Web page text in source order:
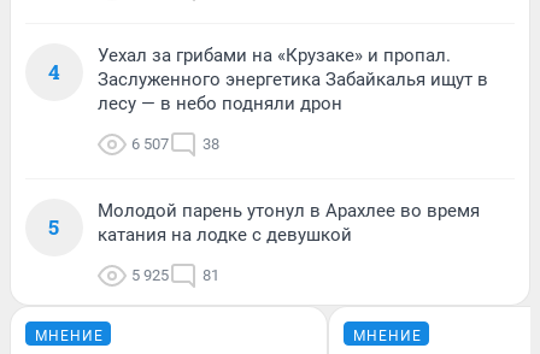
4
Уехал за грибами на «Крузаке» и пропал.
Заслуженного энергетика Забайкалья ищут в
лесу — в небо подняли дрон
6 507 38
5
Молодой парень утонул в Арахлее во время
катания на лодке с девушкой
5 925 81
МНЕНИЕ МНЕНИЕ